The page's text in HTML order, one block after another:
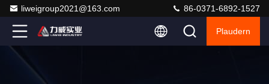
liweigroup2021@163.com 86-0371-6892-1527
Plaudern